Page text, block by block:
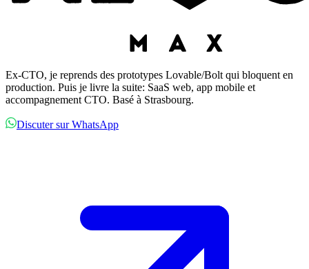
Ex-CTO, je reprends des prototypes Lovable/Bolt qui bloquent en
production. Puis je livre la suite: SaaS web, app mobile et
accompagnement CTO. Basé à Strasbourg.
Discuter sur WhatsApp